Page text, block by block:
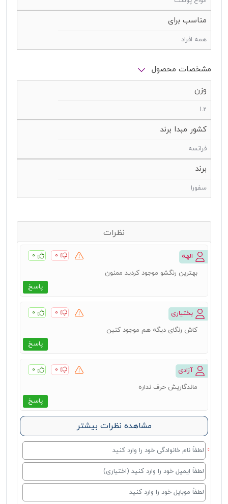
مناسب برای
همه افراد
مشخصات محصول
وزن
1.2
کشور مبدا برند
فرانسه
برند
سفورا
نظرات
الهه ۰ ۰
پاسخ
بهترین رنگشو موجود کردید ممنون
بختیاری ۰ ۰
پاسخ
کاش رنگای دیگه هم موجود کنین
آزادی ۰ ۰
پاسخ
ماندگاریش حرف نداره
مشاهده نظرات بیشتر